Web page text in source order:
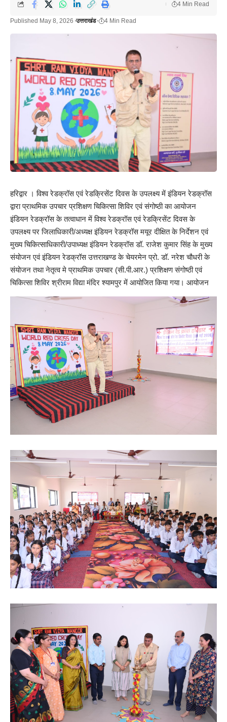
Published May 8, 2026 उत्तराखंड 4 Min Read
4 Min Read
हरिद्वार । विश्व रेडक्रॉस एवं रेडक्रिसेंट दिवस के उपलक्ष्य में इंडियन रेडक्रॉस
द्वारा प्राथमिक उपचार प्रशिक्षण चिकित्सा शिविर एवं संगोष्ठी का आयोजन
इंडियन रेडक्रॉस के तत्वाधान में विश्व रेडक्रॉस एवं रेडक्रिसेंट दिवस के
उपलक्ष्य पर जिलाधिकारी/अध्यक्ष इंडियन रेडक्रॉस मयूर दीक्षित के निर्देशन एवं
मुख्य चिकित्साधिकारी/उपाध्यक्ष इंडियन रेडक्रॉस डॉ. राजेश कुमार सिंह के मुख्य
संयोजन एवं इंडियन रेडक्रॉस उत्तराखण्ड के चेयरमेन प्रो. डॉ. नरेश चौधरी के
संयोजन तथा नेतृत्व मे प्राथमिक उपचार (सी.पी.आर.) प्रशिक्षण संगोष्ठी एवं
चिकित्सा शिविर श्रीराम विद्या मंदिर श्यामपुर में आयोजित किया गया। आयोजन